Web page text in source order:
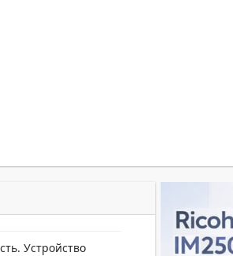
Устройство